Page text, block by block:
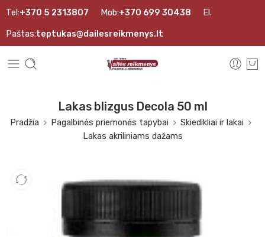
Tel:+370 5 2313807 Mob:+370 699 30438 El.
Paštas:teptukas@dailesreikmenys.lt
Lakas blizgus Decola 50 ml
Pradžia Pagalbinės priemonės tapybai
Skiedikliai ir lakai
Lakas akriliniams dažams